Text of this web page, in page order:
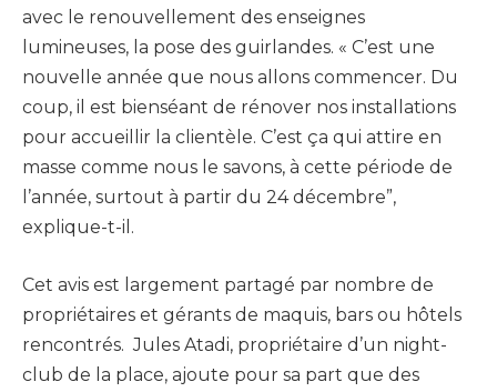
avec le renouvellement des enseignes
lumineuses, la pose des guirlandes. « C’est une
nouvelle année que nous allons commencer. Du
coup, il est bienséant de rénover nos installations
pour accueillir la clientèle. C’est ça qui attire en
masse comme nous le savons, à cette période de
l’année, surtout à partir du 24 décembre”,
explique-t-il.
Cet avis est largement partagé par nombre de
propriétaires et gérants de maquis, bars ou hôtels
rencontrés. Jules Atadi, propriétaire d’un night-
club de la place, ajoute pour sa part que des